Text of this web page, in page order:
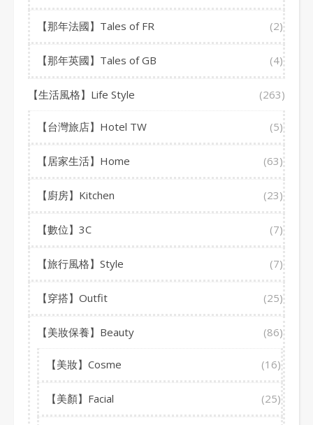
【那年法國】Tales of FR (2)
【那年英國】Tales of GB (4)
【生活風格】Life Style (263)
【台灣旅店】Hotel TW (5)
【居家生活】Home (63)
【廚房】Kitchen (23)
【數位】3C (7)
【旅行風格】Style (7)
【穿搭】Outfit (25)
【美妝保養】Beauty (86)
【美妝】Cosme (16)
【美顏】Facial (25)